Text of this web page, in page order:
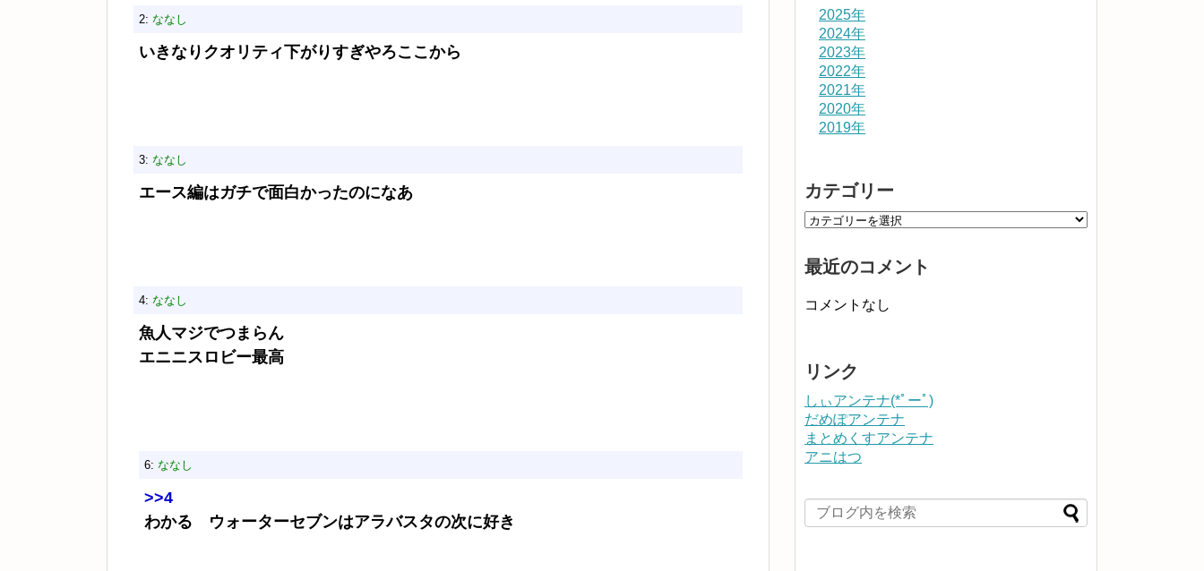
2: ななし
いきなりクオリティ下がりすぎやろここから
3: ななし
エース編はガチで面白かったのになあ
4: ななし
魚人マジでつまらん
エニニスロビー最高
6: ななし
>>4
わかる ウォーターセブンはアラバスタの次に好き
2025年
2024年
2023年
2022年
2021年
2020年
2019年
カテゴリー
最近のコメント
コメントなし
リンク
しぃアンテナ(*ﾟーﾟ)
だめぽアンテナ
まとめくすアンテナ
アニはつ